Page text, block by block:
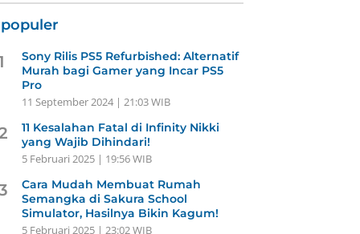
Sony Rilis PS5 Refurbished: Alternatif
Murah bagi Gamer yang Incar PS5
Pro
11 September 2024 | 21:03 WIB
11 Kesalahan Fatal di Infinity Nikki
yang Wajib Dihindari!
5 Februari 2025 | 19:56 WIB
Cara Mudah Membuat Rumah
Semangka di Sakura School
Simulator, Hasilnya Bikin Kagum!
5 Februari 2025 | 23:02 WIB